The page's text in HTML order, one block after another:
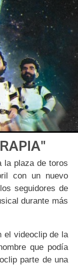
la plaza de toros
con un nuevo
seguidores de
durante más
el videoclip de la
que podía
parte de una